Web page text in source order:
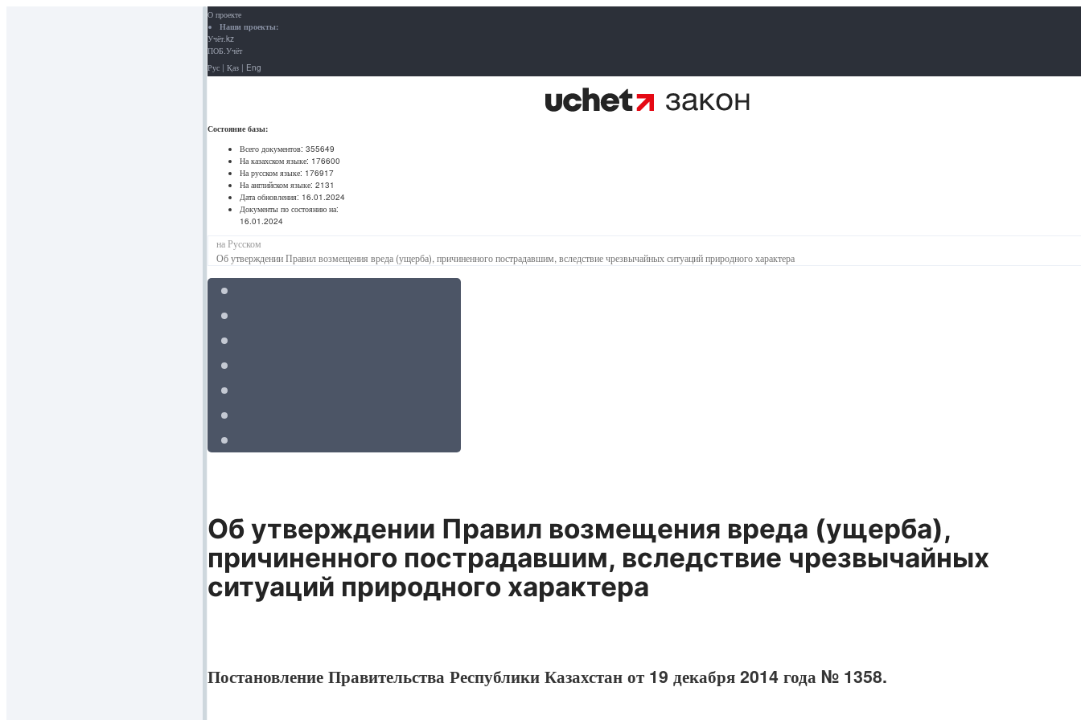
О проекте
Наши проекты:
Учёт.kz
ПОБ.Учёт
Рус | Қаз | Eng
Состояние базы:
Всего документов: 355649
На казахском языке: 176600
На русском языке: 176917
На английском языке: 2131
Дата обновления: 16.01.2024
Документы по состоянию на:
16.01.2024
на Русском
Об утверждении Правил возмещения вреда (ущерба), причиненного пострадавшим, вследствие чрезвычайных ситуаций природного характера
Об утверждении Правил возмещения вреда (ущерба),
причиненного пострадавшим, вследствие чрезвычайных
ситуаций природного характера
Постановление Правительства Республики Казахстан от 19 декабря 2014 года № 1358.